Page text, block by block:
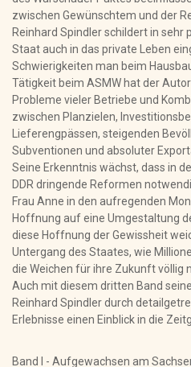
zwischen Gewünschtem und der
Reinhard Spindler schildert in sehr
Staat auch in das private Leben
Schwierigkeiten man beim
Tätigkeit beim ASMW hat der
Probleme vieler Betriebe und
zwischen Planzielen,
Lieferengpässen, steigenden
Subventionen und absoluter
Seine Erkenntnis wächst, dass in
DDR dringende Reformen
Frau Anne in den aufregenden
Hoffnung auf eine Umgestaltung
diese Hoffnung der Gewissheit
Untergang des Staates, wie
die Weichen für ihre Zukunft völlig
Auch mit diesem dritten Band
Reinhard Spindler durch
Erlebnisse einen Einblick in die
Band I - Aufgewachsen am